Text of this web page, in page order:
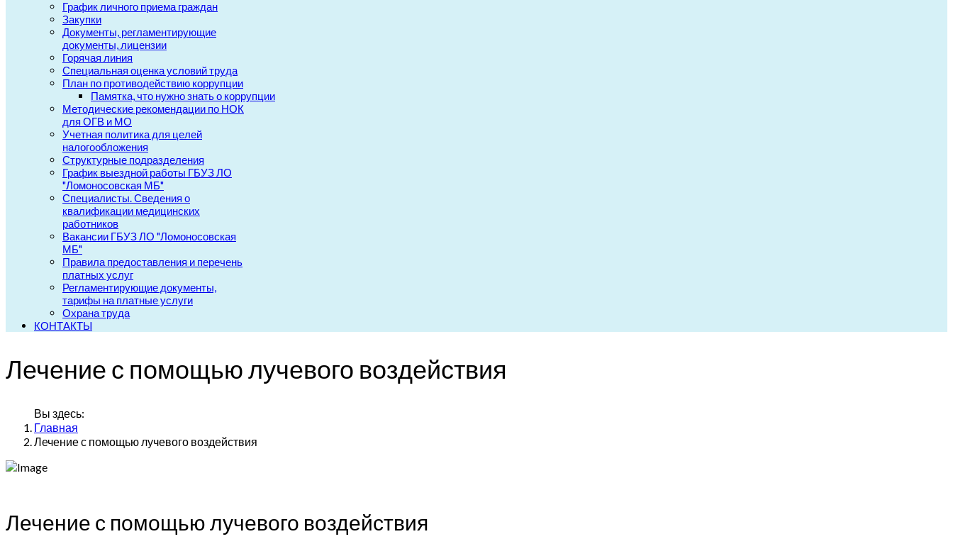
График личного приема граждан
Закупки
Документы, регламентирующие
документы, лицензии
Горячая линия
Специальная оценка условий труда
План по противодействию коррупции
Памятка, что нужно знать о коррупции
Методические рекомендации по НОК
для ОГВ и МО
Учетная политика для целей
налогообложения
Структурные подразделения
График выездной работы ГБУЗ ЛО
"Ломоносовская МБ"
Специалисты. Сведения о
квалификации медицинских
работников
Вакансии ГБУЗ ЛО "Ломоносовская
МБ"
Правила предоставления и перечень
платных услуг
Регламентирующие документы,
тарифы на платные услуги
Охрана труда
КОНТАКТЫ
Лечение с помощью лучевого воздействия
Вы здесь:
Главная
Лечение с помощью лучевого воздействия
Лечение с помощью лучевого воздействия